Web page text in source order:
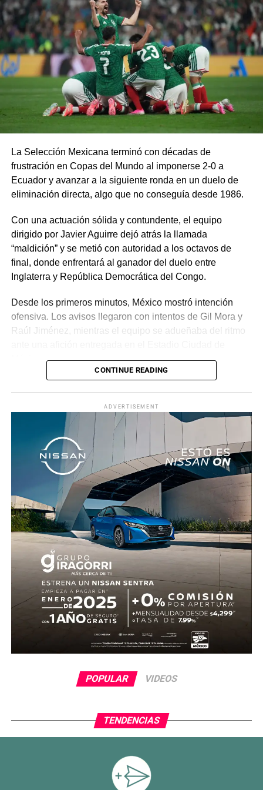
La Selección Mexicana terminó con décadas de
frustración en Copas del Mundo al imponerse 2-0 a
Ecuador y avanzar a la siguiente ronda en un duelo de
eliminación directa, algo que no conseguía desde 1986.
Con una actuación sólida y contundente, el equipo
dirigido por Javier Aguirre dejó atrás la llamada
“maldición” y se metió con autoridad a los octavos de
final, donde enfrentará al ganador del duelo entre
Inglaterra y República Democrática del Congo.
Desde los primeros minutos, México mostró intención
ofensiva. Los avisos llegaron con intentos de Gil Mora y
Raúl Jiménez, mientras el equipo se adueñaba del ritmo
Roberto “Piojo” Alvarado asistió a Julián Quiñones, quien
definió con categoría dentro del área para abrir el
marcador.
El dominio mexicano se mantuvo y no tardó en reflejarse
nuevamente. Al 31’, una recuperación en zona alta
permitió a Quiñones devolverle el balón a Raúl Jiménez,
quien sacó un potente disparo al ángulo para firmar el 2-
0.
Antes del descanso, el arquero Luis Ángel “Tala” Rangel
evitó el descuento con una gran atajada, manteniendo la
ventaja para el conjunto tricolor.
En la segunda mitad, Ecuador adelantó líneas y buscó
reaccionar con cambios ofensivos, pero careció de
claridad frente al arco. México, por su parte, optó por
administrar la ventaja y buscar espacios al contragolpe.
El cierre del partido incluyó la expulsión de Piero
Hincapié en tiempo agregado, tras una revisión del VAR,
Con este resultado, México no solo avanza de ronda, sino
que también deja atrás una larga racha negativa en
partidos decisivos, ilusionando a su afición con un equipo
que combina orden, intensidad y contundencia.
CONTINUE READING
ADVERTISEMENT
POPULAR VIDEOS
TENDENCIAS